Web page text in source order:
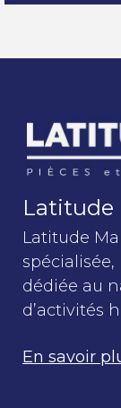
Latitude
Latitude
dédiée au
d’activités
En savoir